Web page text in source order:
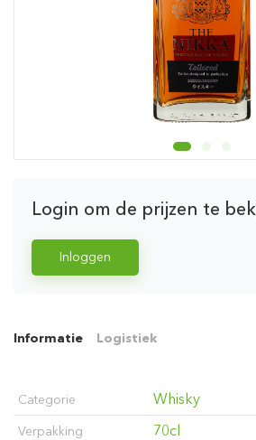
Login om de prijzen te
Inloggen
Informatie Logistiek
Categorie Whisky
Verpakking 70cl